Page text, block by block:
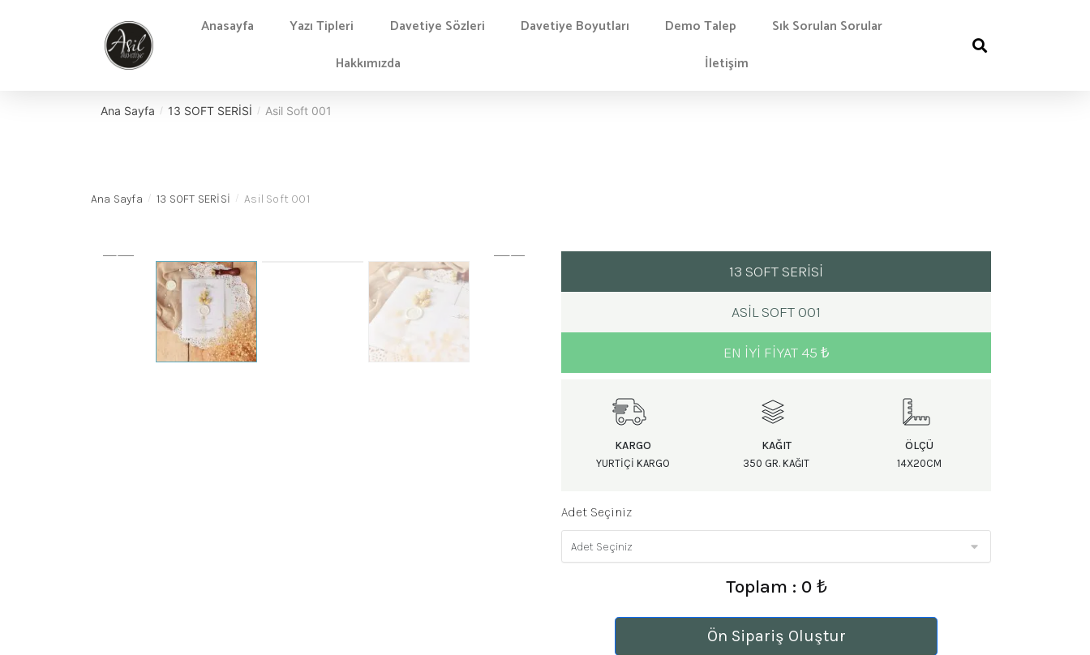
Anasayfa Yazı Tipleri Davetiye Sözleri Davetiye Boyutları Demo Talep
Sık Sorulan Sorular
Hakkımızda
İletişim
Ana Sayfa / 13 SOFT SERİSİ / Asil Soft 001
Ana Sayfa / 13 SOFT SERİSİ / Asil Soft 001
13 SOFT SERİSİ
ASIL SOFT 001
EN IYI FIYAT 45 ₺
KARGO
YURTIÇI KARGO
KAĞIT
350 GR. KAĞIT
ÖLÇÜ
14X20CM
Adet Seçiniz
Toplam : 0 ₺
Ön Sipariş Oluştur